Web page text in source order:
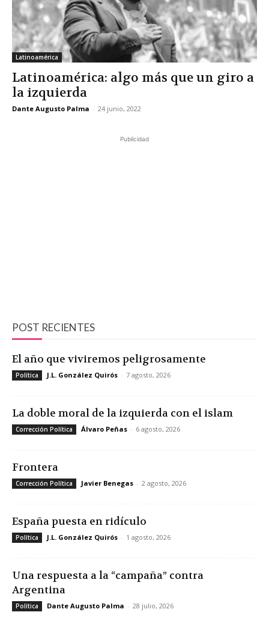
Latinoamérica
Latinoamérica: algo más que un giro a
la izquierda
Dante Augusto Palma - 24 junio, 2022
Publicidad
POST RECIENTES
El año que viviremos peligrosamente
Política J.L. González Quirós - 7 agosto, 2026
La doble moral de la izquierda con el islam
Corrección Política Álvaro Peñas - 6 agosto, 2026
Frontera
Corrección Política Javier Benegas - 2 agosto, 2026
España puesta en ridículo
Política J.L. González Quirós - 1 agosto, 2026
Una respuesta a la “campaña” contra
Argentina
Política Dante Augusto Palma - 28 julio, 2026